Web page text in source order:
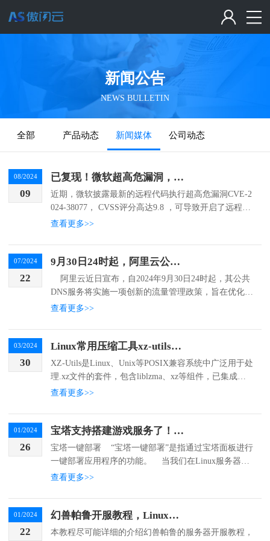
新闻公告
NEWS BULLETIN
全部 产品动态 新闻媒体 公司动态
08/2024
09
已复现！微软超高危漏洞，微软RDL服务极危远程代码执行漏洞(CVE-2024-38077)安全风险通告
近期，微软披露最新的远程代码执行超高危漏洞CVE-2
024-38077， CVSS评分高达9.8 ，可导致开启了远程桌
面许可服务的Windwos服务器完全沦陷。漏洞影响Wind
查看更多>>
07/2024
22
9月30日24时起，阿里云公共DNS将对免费解析请求进行限速
阿里云近日宣布，自2024年9月30日24时起，其公共
DNS服务将实施一项创新的流量管理政策，旨在优化递
归解析服务的性能和稳定性。此次调整主要针对高并
查看更多>>
03/2024
30
Linux常用压缩工具xz-utils被爆植入后门，debian、ubuntu、centos等多个发行版中招
XZ-Utils是Linux、Unix等POSIX兼容系统中广泛用于处
理.xz文件的套件，包含liblzma、xz等组件，已集成在d
ebian、ubuntu、centos等发行版仓库中。2024年3月...
查看更多>>
01/2024
26
宝塔支持搭建游戏服务了！一键开服，搭建属于自己的幻兽帕鲁服务器
宝塔一键部署 “宝塔一键部署”是指通过宝塔面板进行
一键部署应用程序的功能。 当我们在Linux服务器中
部署各...
查看更多>>
01/2024
22
幻兽帕鲁开服教程，Linux开服教程!
本教程尽可能详细的介绍幻兽帕鲁的服务器开服教程，